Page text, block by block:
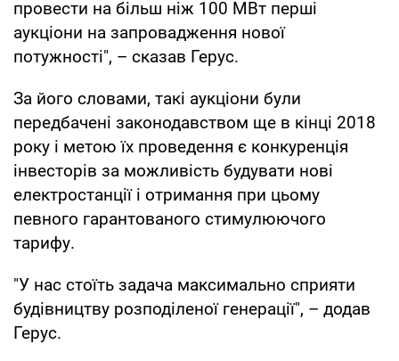
провести на більш ніж 100 МВт перші
аукціони на запровадження нової
потужності", – сказав Герус.
За його словами, такі аукціони були
передбачені законодавством ще в кінці 2018
року і метою їх проведення є конкуренція
інвесторів за можливість будувати нові
електростанції і отримання при цьому
певного гарантованого стимулюючого
тарифу.
"У нас стоїть задача максимально сприяти
будівництву розподіленої генерації", – додав
Герус.